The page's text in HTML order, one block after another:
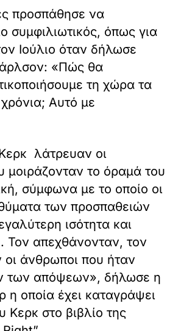
προσπάθησε να
συμφιλιωτικός, όπως για
Ιούλιο όταν δήλωσε
«Πώς θα
τη χώρα τα
Αυτό με
λάτρευαν οι
μοιράζονταν το όραμά του
σύμφωνα με το οποίο οι
θύματα των προσπαθειών
ισότητα και
Τον απεχθάνονταν, τον
άνθρωποι που ήταν
των απόψεων», δήλωσε η
η οποία έχει καταγράψει
Κερκ στο βιβλίο της